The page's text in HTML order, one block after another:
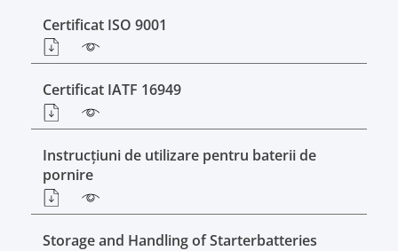
Certificat ISO 9001
Certificat IATF 16949
Instrucţiuni de utilizare pentru baterii de
pornire
Storage and Handling of Starterbatteries